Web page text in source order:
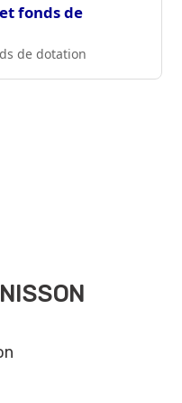
fonds de
de dotation